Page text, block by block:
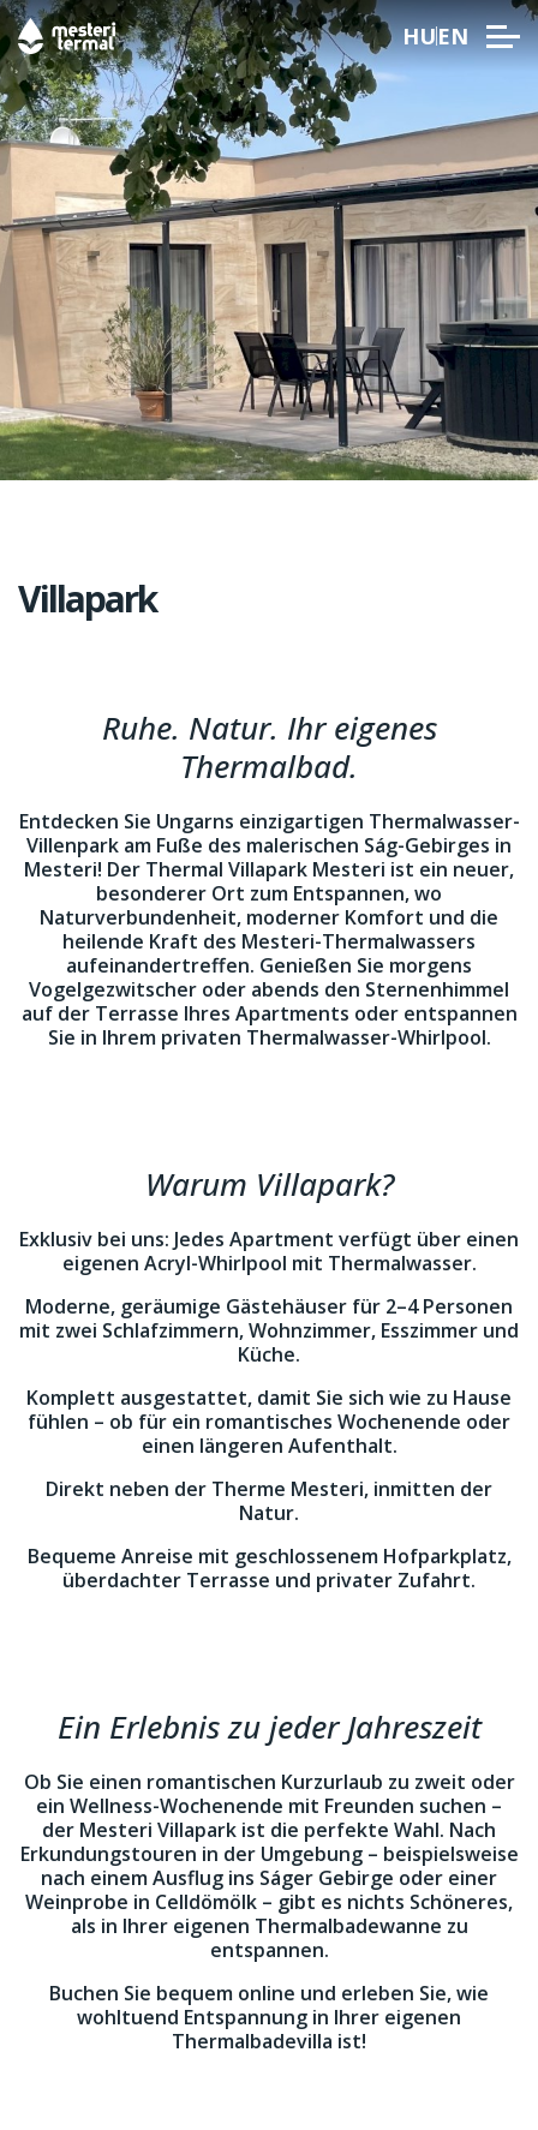
HUEN
Villapark
Ruhe. Natur. Ihr eigenes
Thermalbad.
Entdecken Sie Ungarns einzigartigen Thermalwasser-
Villenpark am Fuße des malerischen Ság-Gebirges in
Mesteri! Der Thermal Villapark Mesteri ist ein neuer,
besonderer Ort zum Entspannen, wo
Naturverbundenheit, moderner Komfort und die
heilende Kraft des Mesteri-Thermalwassers
aufeinandertreffen. Genießen Sie morgens
Vogelgezwitscher oder abends den Sternenhimmel
auf der Terrasse Ihres Apartments oder entspannen
Sie in Ihrem privaten Thermalwasser-Whirlpool.
Warum Villapark?
Exklusiv bei uns: Jedes Apartment verfügt über einen
eigenen Acryl-Whirlpool mit Thermalwasser.
Moderne, geräumige Gästehäuser für 2–4 Personen
mit zwei Schlafzimmern, Wohnzimmer, Esszimmer und
Küche.
Komplett ausgestattet, damit Sie sich wie zu Hause
fühlen – ob für ein romantisches Wochenende oder
einen längeren Aufenthalt.
Direkt neben der Therme Mesteri, inmitten der
Natur.
Bequeme Anreise mit geschlossenem Hofparkplatz,
überdachter Terrasse und privater Zufahrt.
Ein Erlebnis zu jeder Jahreszeit
Ob Sie einen romantischen Kurzurlaub zu zweit oder
ein Wellness-Wochenende mit Freunden suchen –
der Mesteri Villapark ist die perfekte Wahl. Nach
Erkundungstouren in der Umgebung – beispielsweise
nach einem Ausflug ins Ságer Gebirge oder einer
Weinprobe in Celldömölk – gibt es nichts Schöneres,
als in Ihrer eigenen Thermalbadewanne zu
entspannen.
Buchen Sie bequem online und erleben Sie, wie
wohltuend Entspannung in Ihrer eigenen
Thermalbadevilla ist!